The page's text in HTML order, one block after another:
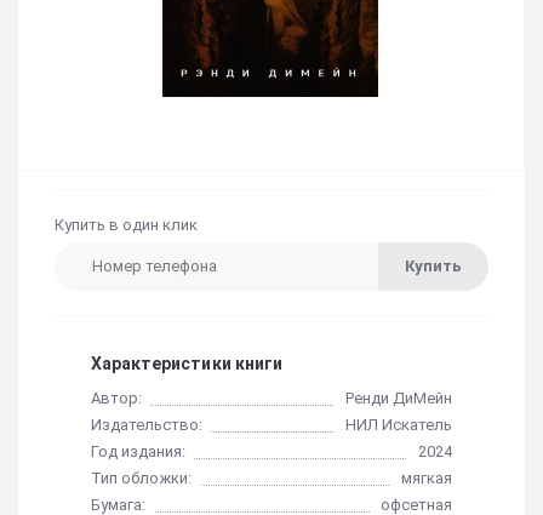
Купить в один клик
Купить
Характеристики книги
Автор:
Ренди ДиМейн
Издательство:
НИЛ Искатель
Год издания:
2024
Тип обложки:
мягкая
Бумага:
офсетная